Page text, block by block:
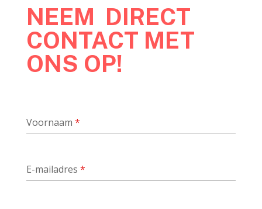
NEEM DIRECT
CONTACT MET
ONS OP!
Voornaam *
E-mailadres *